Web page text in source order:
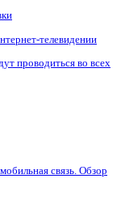
телевидении
проводиться во всех
связь. Обзор